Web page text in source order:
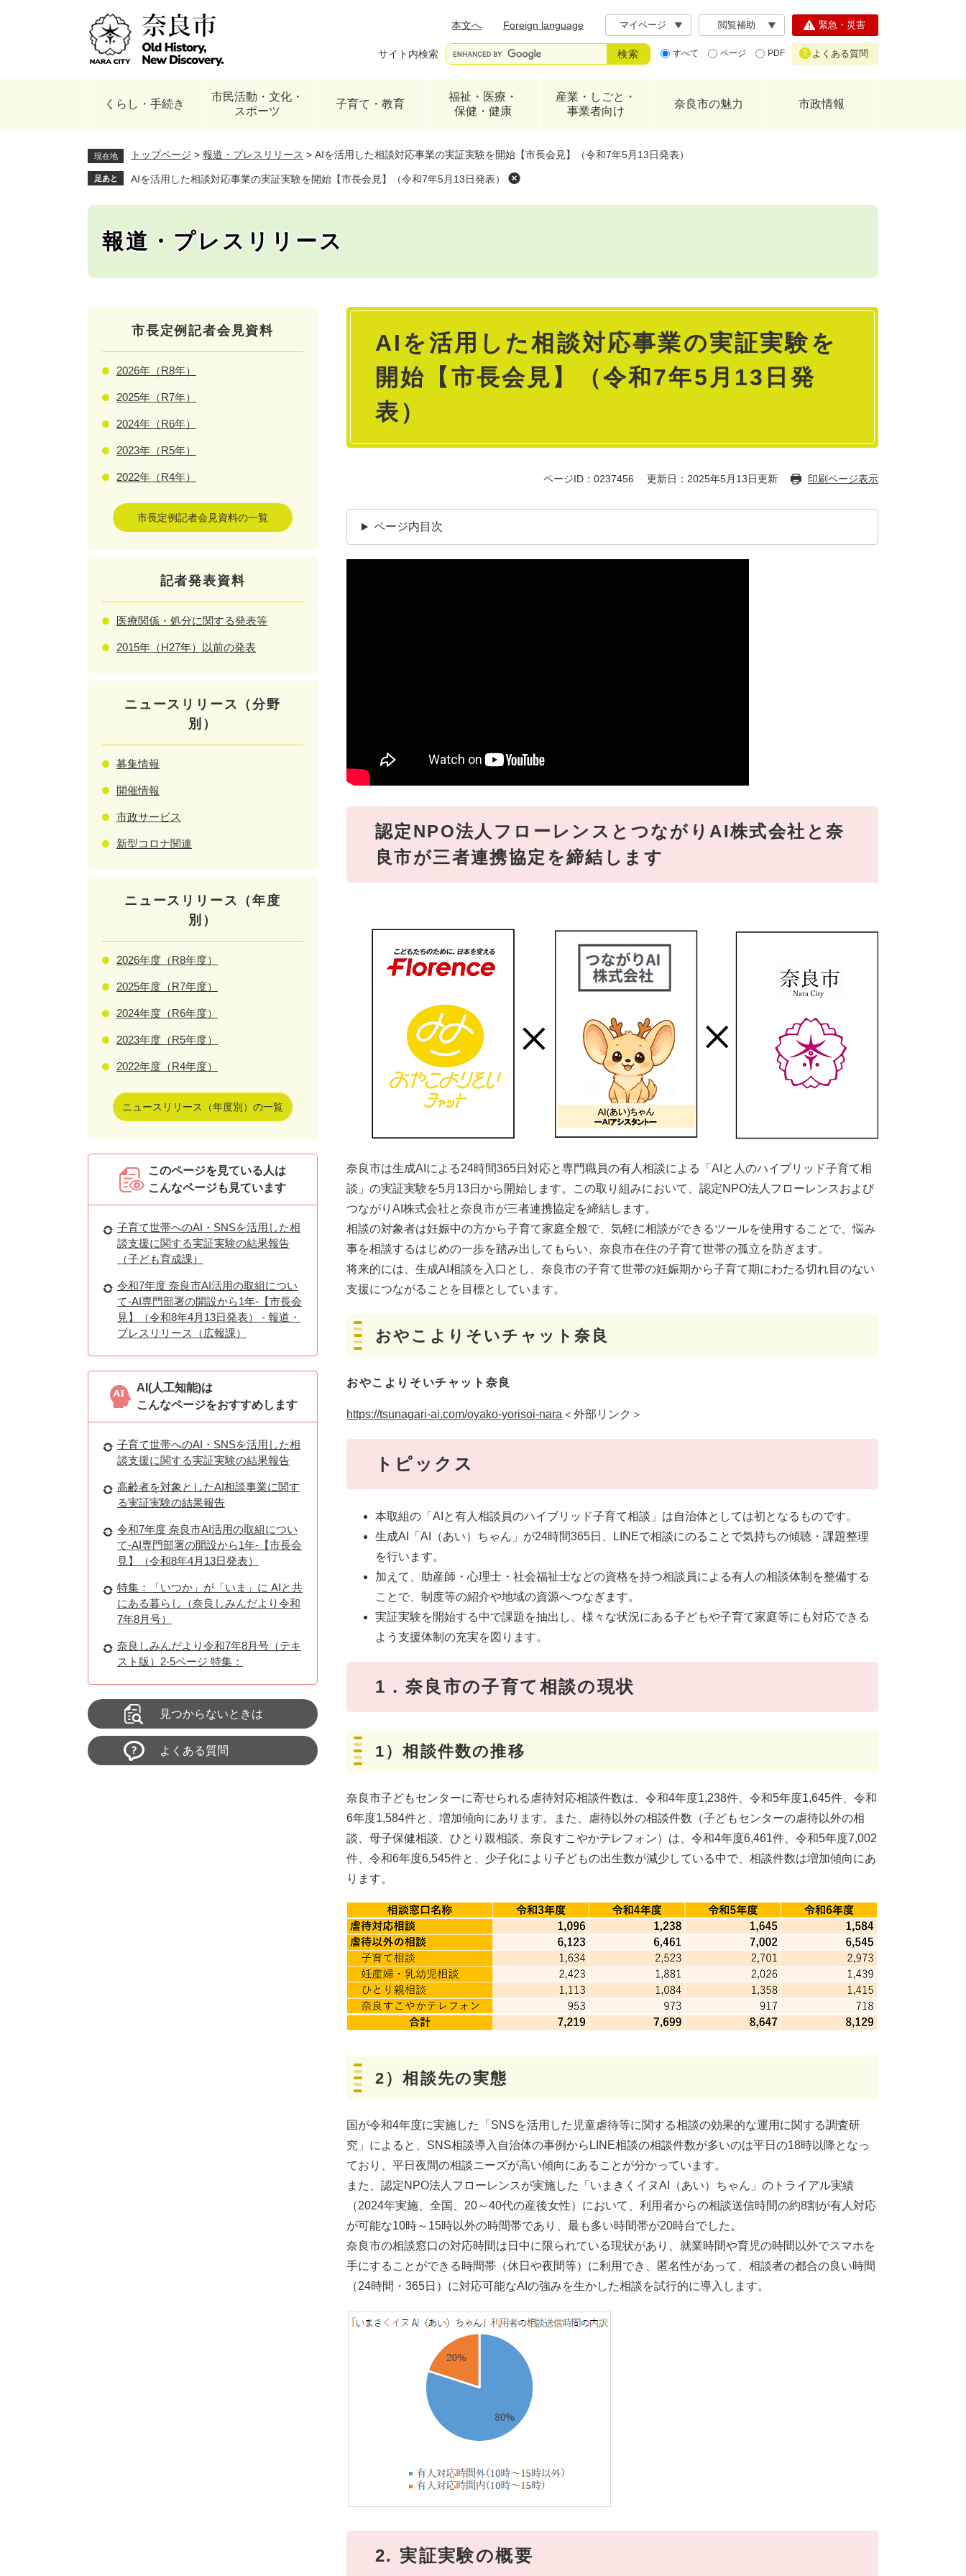
本文へ
Foreign language マイページ 閲覧補助
サイト内検索 すべて ページ PDF
緊急・災害
よくある質問
くらし・手続き
市民活動・文化・
スポーツ
子育て・教育
福祉・医療・
保健・健康
産業・しごと・
事業者向け
奈良市の魅力 市政情報
現在地 トップページ > 報道・プレスリリース > AIを活用した相談対応事業の実証実験を開始【市長会見】（令和7年5月13日発表）
足あと AIを活用した相談対応事業の実証実験を開始【市長会見】（令和7年5月13日発表）
報道・プレスリリース
本
AIを活用した相談対応事業の実証実験を
開始【市長会見】（令和7年5月13日発
表）
ページID：0237456 更新日：2025年5月13日更新 印刷ページ表示
ページ内目次
認定NPO法人フローレンスとつながりAI株式会社と奈
良市が三者連携協定を締結します
奈良市は生成AIによる24時間365日対応と専門職員の有人相談による「AIと⼈のハイブリッド⼦育て相
談」の実証実験を5月13日から開始します。この取り組みにおいて、認定NPO法人フローレンスおよび
つながりAI株式会社と奈良市が三者連携協定を締結します。
相談の対象者は妊娠中の方から子育て家庭全般で、気軽に相談ができるツールを使用することで、悩み
事を相談するはじめの一歩を踏み出してもらい、奈良市在住の子育て世帯の孤立を防ぎます。
将来的には、生成AI相談を入口とし、奈良市の子育て世帯の妊娠期から子育て期にわたる切れ目のない
支援につながることを目標としています。
おやこよりそいチャット奈良
おやこよりそいチャット奈良
https://tsunagari-ai.com/oyako-yorisoi-nara ＜外部リンク＞
トピックス
本取組の「AIと有人相談員のハイブリッド子育て相談」は自治体としては初となるものです。
生成AI「AI（あい）ちゃん」が24時間365日、LINEで相談にのることで気持ちの傾聴・課題整理
を行います。
加えて、助産師・心理士・社会福祉士などの資格を持つ相談員による有人の相談体制を整備する
ことで、制度等の紹介や地域の資源へつなぎます。
実証実験を開始する中で課題を抽出し、様々な状況にある子どもや子育て家庭等にも対応できる
よう支援体制の充実を図ります。​
​1．奈良市の子育て相談の現状
1）相談件数の推移
奈良市子どもセンターに寄せられる虐待対応相談件数は、令和4年度1,238件、令和5年度1,645件、令和
6年度1,584件と、増加傾向にあります。また、虐待以外の相談件数（子どもセンターの虐待以外の相
談、母子保健相談、ひとり親相談、奈良すこやかテレフォン）は、令和4年度6,461件、令和5年度7,002
件、令和6年度6,545件と、少子化により子どもの出生数が減少している中で、相談件数は増加傾向にあ
ります。
2）相談先の実態
国が令和4年度に実施した「SNSを活用した児童虐待等に関する相談の効果的な運用に関する調査研
究」によると、SNS相談導入自治体の事例からLINE相談の相談件数が多いのは平日の18時以降となっ
ており、平日夜間の相談ニーズが高い傾向にあることが分かっています。
また、認定NPO法人フローレンスが実施した「いまきくイヌAI（あい）ちゃん」のトライアル実績
（2024年実施、全国、20～40代の産後女性）において、利用者からの相談送信時間の約8割が有人対応
が可能な10時～15時以外の時間帯であり、最も多い時間帯が20時台でした。
奈良市の相談窓口の対応時間は日中に限られている現状があり、就業時間や育児の時間以外でスマホを
手にすることができる時間帯（休日や夜間等）に利用でき、匿名性があって、相談者の都合の良い時間
（24時間・365日）に対応可能なAIの強みを生かした相談を試行的に導入します。
2. 実証実験の概要
市長定例記者会見資料
2026年（R8年）
2025年（R7年）
2024年（R6年）
2023年（R5年）
2022年（R4年）
市長定例記者会見資料の一覧
記者発表資料
医療関係・処分に関する発表等
2015年（H27年）以前の発表
ニュースリリース（分野
別）
募集情報
開催情報
市政サービス
新型コロナ関連
ニュースリリース（年度
別）
2026年度（R8年度）
2025年度（R7年度）
2024年度（R6年度）
2023年度（R5年度）
2022年度（R4年度）
ニュースリリース（年度別）の一覧
このページを見ている人は
こんなページも見ています
子育て世帯へのAI・SNSを活用した相
談支援に関する実証実験の結果報告
（子ども育成課）
令和7年度 奈良市AI活用の取組につい
て-AI専門部署の開設から1年-【市長会
見】（令和8年4月13日発表） - 報道・
プレスリリース（広報課）
AI(人工知能)は
こんなページをおすすめします
子育て世帯へのAI・SNSを活用した相
談支援に関する実証実験の結果報告
高齢者を対象としたAI相談事業に関す
る実証実験の結果報告
令和7年度 奈良市AI活用の取組につい
て-AI専門部署の開設から1年-【市長会
見】（令和8年4月13日発表）
特集：「いつか」が「いま」に AIと共
にある暮らし（奈良しみんだより令和
7年8月号）
奈良しみんだより令和7年8月号（テキ
スト版）2-5ページ 特集：
見つからないときは
よくある質問